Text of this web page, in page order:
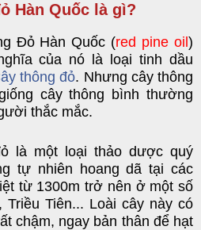
Hàn Quốc là gì?
Đỏ Hàn Quốc (red pine oil)
của nó là loại tinh dầu
thông đỏ. Nhưng cây thông
cây thông bình thường
thắc mắc.
là một loại thảo dược quý
tự nhiên hoang dã tại các
từ 1300m trở nên ở một số
Triều Tiên... Loài cây này có
chậm, ngay bản thân để hạt